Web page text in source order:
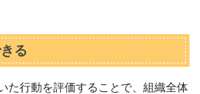
る
た行動を評価することで、組織全体